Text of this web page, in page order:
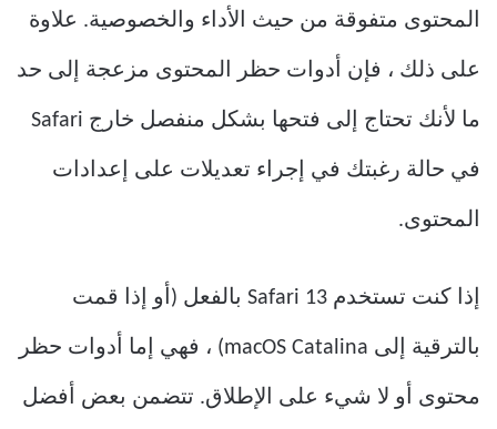
المحتوى متفوقة من حيث الأداء والخصوصية. علاوة
على ذلك ، فإن أدوات حظر المحتوى مزعجة إلى حد
ما لأنك تحتاج إلى فتحها بشكل منفصل خارج Safari
في حالة رغبتك في إجراء تعديلات على إعدادات
المحتوى.
إذا كنت تستخدم Safari 13 بالفعل (أو إذا قمت
بالترقية إلى macOS Catalina) ، فهي إما أدوات حظر
محتوى أو لا شيء على الإطلاق. تتضمن بعض أفضل